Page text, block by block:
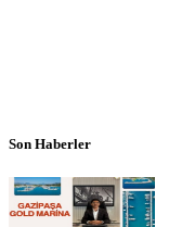
Son Haberler